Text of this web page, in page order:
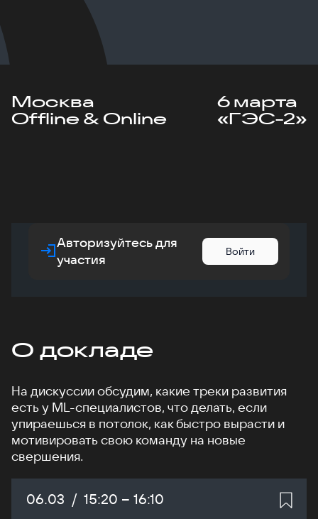
Москва
Offline & Online
6 марта
«ГЭС-2»
Авторизуйтесь для
участия
Войти
О докладе
На дискуссии обсудим, какие треки развития
есть у ML-специалистов, что делать, если
упираешься в потолок, как быстро вырасти и
мотивировать свою команду на новые
свершения.
Дата:
06.03 / Начало:
15:20 – Конец:
16:10